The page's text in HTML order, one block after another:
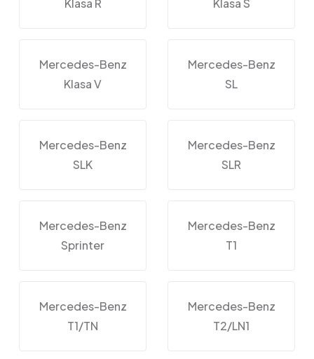
Klasa R
Klasa S
Mercedes-Benz
Klasa V
Mercedes-Benz
SL
Mercedes-Benz
SLK
Mercedes-Benz
SLR
Mercedes-Benz
Sprinter
Mercedes-Benz
T1
Mercedes-Benz
T1/TN
Mercedes-Benz
T2/LN1